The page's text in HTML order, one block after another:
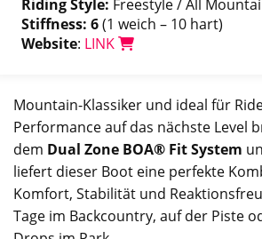
Riding Style: Freestyle / All
Stiffness: 6(1 weich – 10 hart)
Website: LINK
Mountain-Klassiker und ideal für
Performance auf das nächste Level
dem Dual Zone BOA® Fit System
liefert dieser Boot eine perfekte
Komfort, Stabilität und
Tage im Backcountry, auf der Piste